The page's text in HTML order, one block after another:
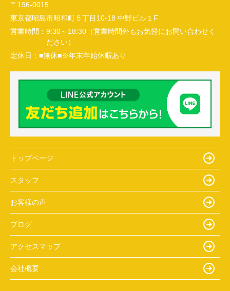
〒196-0015
東京都昭島市昭和町５丁目10-18 中野ビル１F
営業時間： 9:30～18:30（営業時間外もお気軽にお問い合わせく
ださい）
定休日： ■無休■※年末年始休暇あり
トップページ
スタッフ
お客様の声
ブログ
アクセスマップ
会社概要